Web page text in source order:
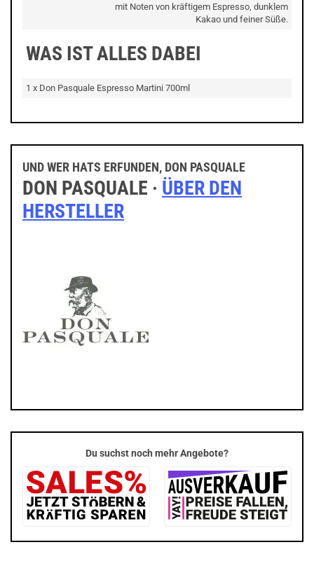
mit Noten von kräftigem Espresso, dunklem
Kakao und feiner Süße.
WAS IST ALLES DABEI
1 x Don Pasquale Espresso Martini 700ml
UND WER HATS ERFUNDEN, DON PASQUALE
DON PASQUALE · ÜBER DEN
HERSTELLER
Du suchst noch mehr Angebote?